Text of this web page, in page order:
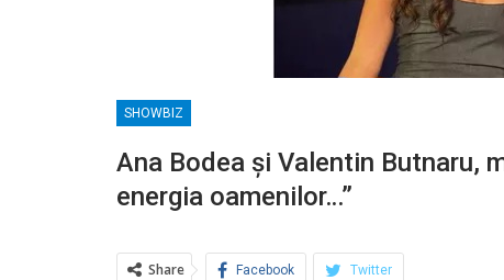
SHOWBIZ
Ana Bodea și Valentin Butnaru,
energia oamenilor…”
Share Facebook Twitter